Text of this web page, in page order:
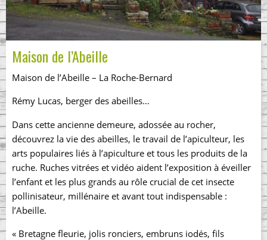
Maison de l’Abeille
Maison de l’Abeille – La Roche-Bernard
Rémy Lucas, berger des abeilles…
Dans cette ancienne demeure, adossée au rocher,
découvrez la vie des abeilles, le travail de l’apiculteur, les
arts populaires liés à l’apiculture et tous les produits de la
ruche. Ruches vitrées et vidéo aident l’exposition à éveiller
l’enfant et les plus grands au rôle crucial de cet insecte
pollinisateur, millénaire et avant tout indispensable :
l’Abeille.
« Bretagne fleurie, jolis ronciers, embruns iodés, fils